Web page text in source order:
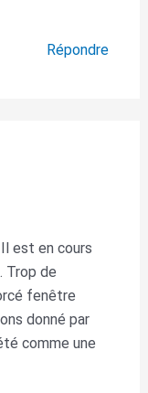
Répondre
est en cours
Trop de
fenêtre
donné par
comme une